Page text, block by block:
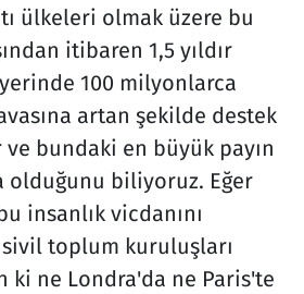
ülkeleri olmak üzere bu
itibaren 1,5 yıldır
100 milyonlarca
artan şekilde destek
bundaki en büyük payın
olduğunu biliyoruz. Eğer
insanlık vicdanını
toplum kuruluşları
ki ne Londra'da ne Paris'te